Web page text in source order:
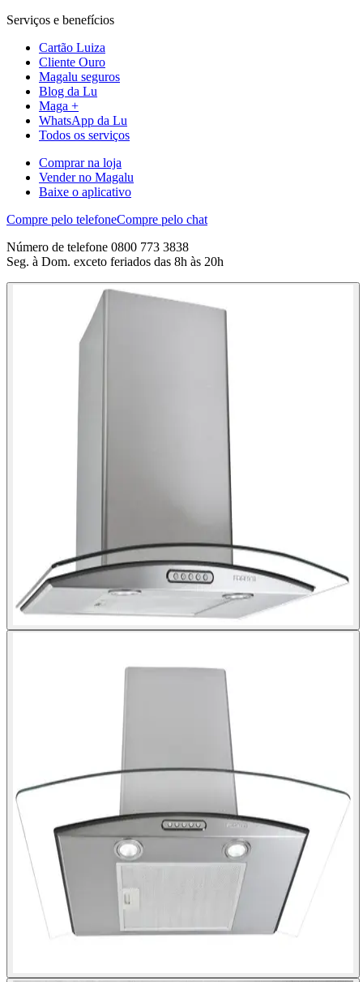
Serviços e benefícios
Cartão Luiza
Cliente Ouro
Magalu seguros
Blog da Lu
Maga +
WhatsApp da Lu
Todos os serviços
Comprar na loja
Vender no Magalu
Baixe o aplicativo
Compre pelo telefoneCompre pelo chat
Número de telefone 0800 773 3838
Seg. à Dom. exceto feriados das 8h às 20h